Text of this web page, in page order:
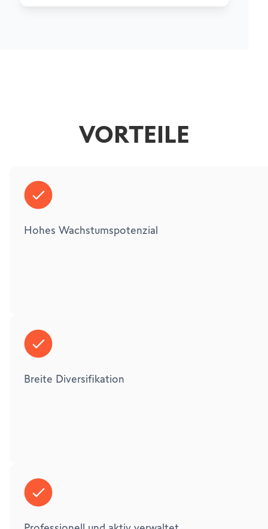
VORTEILE
Hohes Wachstumspotenzial
Breite Diversifikation